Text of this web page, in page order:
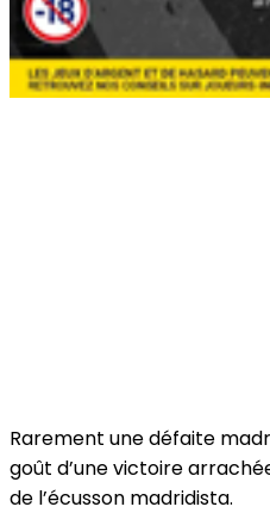
Rarement une défaite
goût d’une victoire
de l’écusson madridista.